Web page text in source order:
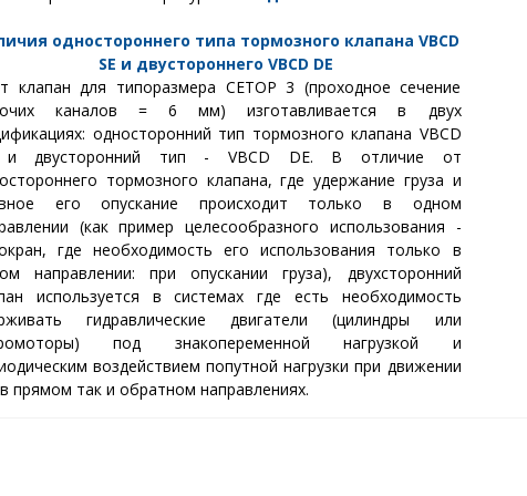
одностороннего типа тормозного клапана VBCD
SE и двустороннего VBCD DE
клапан для типоразмера СЕТОР 3 (проходное сечение
каналов = 6 мм) изготавливается в двух
односторонний тип тормозного клапана VBCD
и двусторонний тип - VBCD DE. В отличие от
тормозного клапана, где удержание груза и
его опускание происходит только в одном
(как пример целесообразного использования -
где необходимость его использования только в
направлении: при опускании груза), двухсторонний
используется в системах где есть необходимость
гидравлические двигатели (цилиндры или
под знакопеременной нагрузкой и
воздействием попутной нагрузки при движении
прямом так и обратном направлениях.